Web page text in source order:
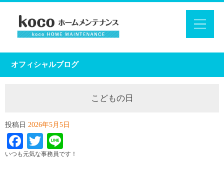
オフィシャルブログ
こどもの日
投稿日 2026年5月5日
Facebook
Twitter
いつも元気な事務員です！